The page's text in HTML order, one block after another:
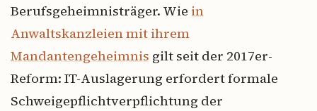
Berufsgeheimnisträger. Wie in
Anwaltskanzleien mit ihrem
Mandantengeheimnis gilt seit der 2017er-
Reform: IT-Auslagerung erfordert formale
Schweigepflichtverpflichtung der